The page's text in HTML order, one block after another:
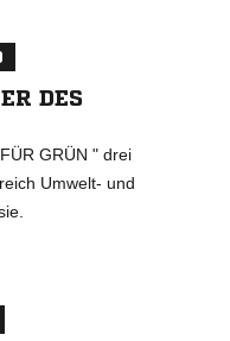
DES
GRÜN " drei
Umwelt- und